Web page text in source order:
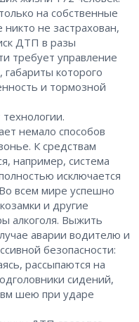
на собственные
не застрахован,
ДТП в разы
требует управление
габариты которого
и тормозной
немало способов
К средствам
например, система
исключается
всем мире успешно
и другие
алкоголя. Выжить
аварии водителю и
безопасности:
рассыпаются на
сидений,
шею при ударе